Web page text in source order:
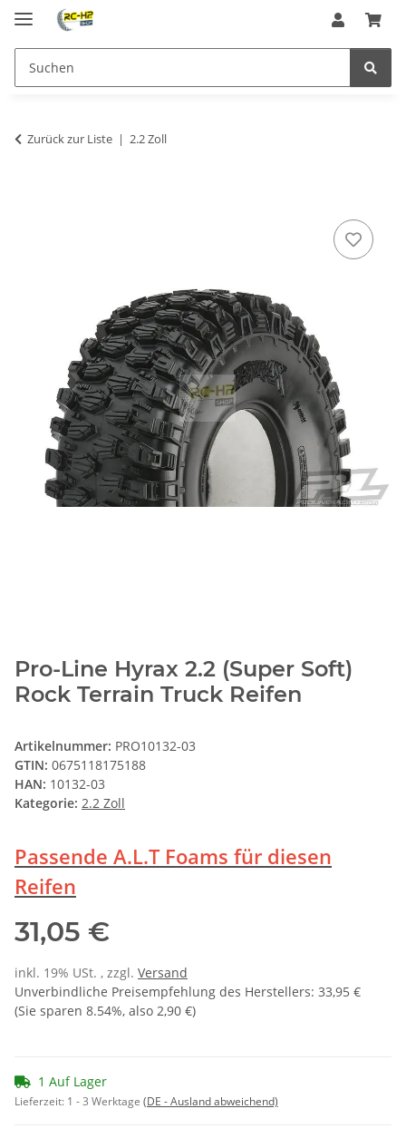
Zurück zur Liste 2.2 Zoll
Pro-Line Hyrax 2.2 (Super Soft)
Rock Terrain Truck Reifen
Artikelnummer: PRO10132-03
GTIN: 0675118175188
HAN: 10132-03
Kategorie: 2.2 Zoll
Passende A.L.T Foams für diesen
Reifen
31,05 €
inkl. 19% USt. , zzgl. Versand
Unverbindliche Preisempfehlung des Herstellers: 33,95 €
(Sie sparen 8.54%, also 2,90 €)
1 Auf Lager
Lieferzeit: 1 - 3 Werktage (DE - Ausland abweichend)